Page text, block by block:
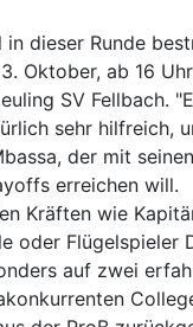
in dieser Runde
Oktober, ab 16
SV Fellbach.
sehr hilfreich,
der mit
erreichen will.
Kräften wie
oder Flügelspieler
auf zwei